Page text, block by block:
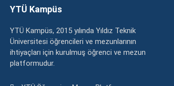
YTÜ Kampüs
YTÜ Kampüs, 2015 yılında Yıldız Teknik
Üniversitesi öğrencileri ve mezunlarının
ihtiyaçları için kurulmuş öğrenci ve mezun
platformudur.